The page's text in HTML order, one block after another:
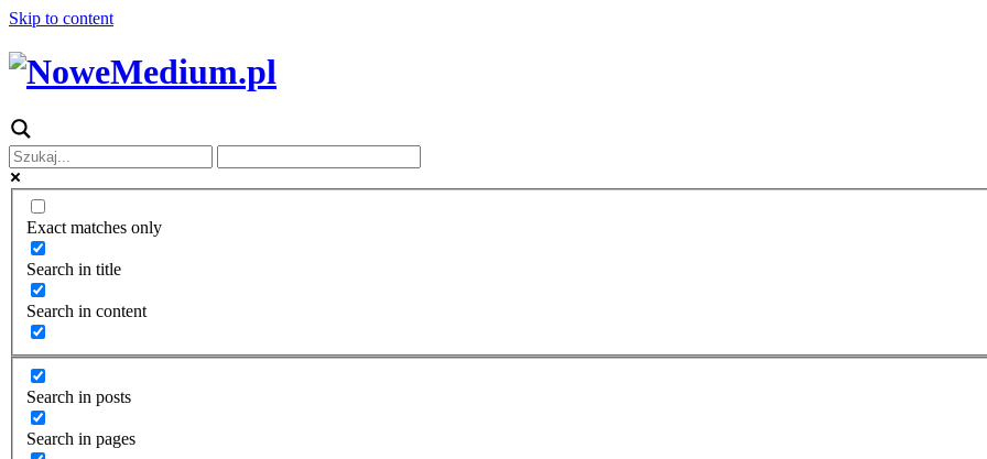
Skip to content
Exact matches only
Search in title
Search in content
Search in posts
Search in pages